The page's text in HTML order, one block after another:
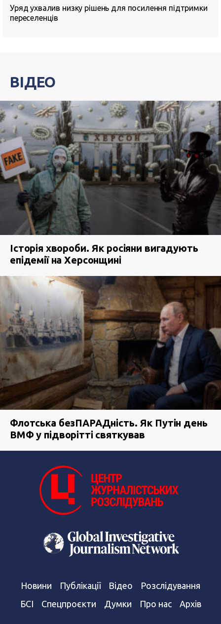
Уряд ухвалив низку рішень для посилення підтримки
переселенців
ВІДЕО
Історія хвороби. Як росіяни вигадують
епідемії на Херсонщині
Флотська безПАРАДність. Як Путін день
ВМФ у підворітті святкував
Новини Публікації Відео
Розслідування
БСІ
Спецпроєкти Думки Про нас Архів